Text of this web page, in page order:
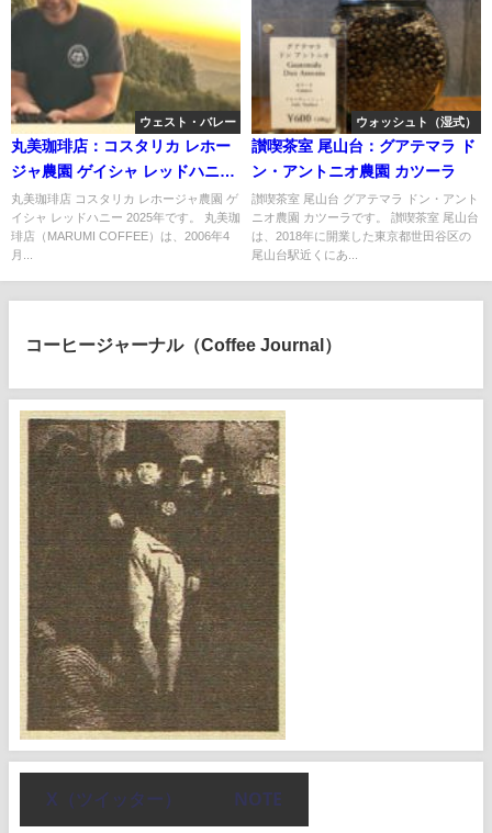
ウェスト・バレー
丸美珈琲店：コスタリカ レホー
ジャ農園 ゲイシャ レッドハニー
2025年
丸美珈琲店 コスタリカ レホージャ農園 ゲ
イシャ レッドハニー 2025年です。 丸美珈
琲店（MARUMI COFFEE）は、2006年4
月...
ウォッシュト（湿式）
讃喫茶室 尾山台：グアテマラ ド
ン・アントニオ農園 カツーラ
讃喫茶室 尾山台 グアテマラ ドン・アント
ニオ農園 カツーラです。 讃喫茶室 尾山台
は、2018年に開業した東京都世田谷区の
尾山台駅近くにあ...
コーヒージャーナル（Coffee Journal）
X（ツイッター） NOTE